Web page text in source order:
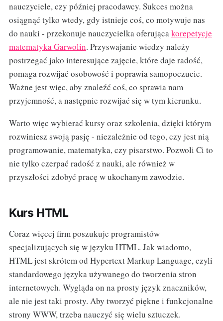
nauczyciele, czy później pracodawcy. Sukces można
osiągnąć tylko wtedy, gdy istnieje coś, co motywuje nas
do nauki - przekonuje nauczycielka oferującakorepetycje
matematyka Garwolin. Przyswajanie wiedzy należy
postrzegać jako interesujące zajęcie, które daje radość,
pomaga rozwijać osobowość i poprawia samopoczucie.
Ważne jest więc, aby znaleźć coś, co sprawia nam
przyjemność, a następnie rozwijać się w tym kierunku.
Warto więc wybierać kursy oraz szkolenia, dzięki którym
rozwiniesz swoją pasję - niezależnie od tego, czy jest nią
programowanie, matematyka, czy pisarstwo. Pozwoli Ci to
nie tylko czerpać radość z nauki, ale również w
przyszłości zdobyć pracę w ukochanym zawodzie.
Kurs HTML
Coraz więcej firm poszukuje programistów
specjalizujących się w języku HTML. Jak wiadomo,
HTML jest skrótem od Hypertext Markup Language, czyli
standardowego języka używanego do tworzenia stron
internetowych. Wygląda on na prosty język znaczników,
ale nie jest taki prosty. Aby tworzyć piękne i funkcjonalne
strony WWW, trzeba nauczyć się wielu sztuczek.